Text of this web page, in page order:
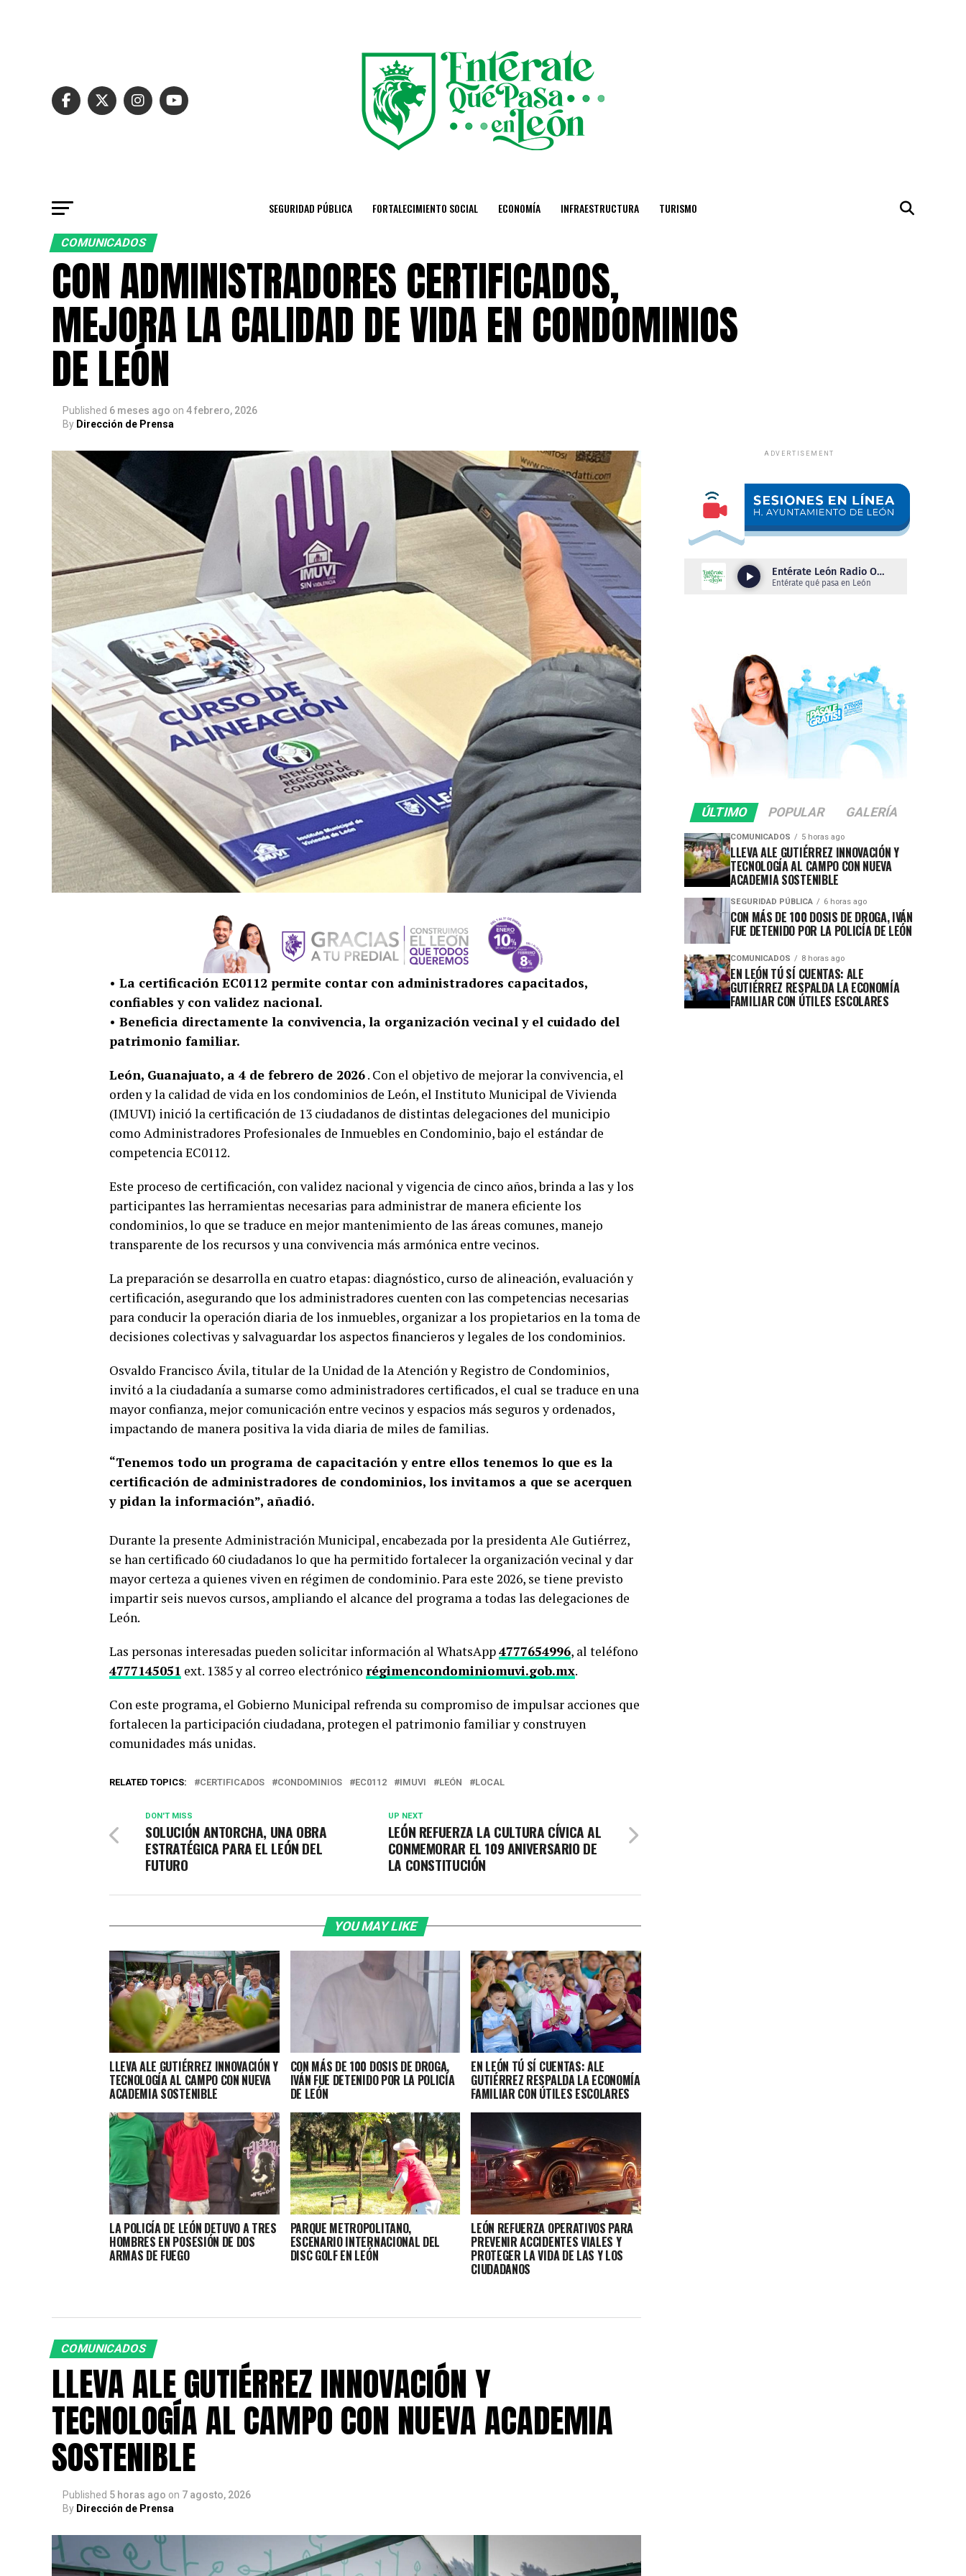
SEGURIDAD PÚBLICA FORTALECIMIENTO SOCIAL ECONOMÍA INFRAESTRUCTURA TURISMO
COMUNICADOS
CON ADMINISTRADORES CERTIFICADOS,
MEJORA LA CALIDAD DE VIDA EN CONDOMINIOS
DE LEÓN
Published 6 meses ago on 4 febrero, 2026
By Dirección de Prensa
• La certificación EC0112 permite contar con administradores capacitados,
confiables y con validez nacional.
• Beneficia directamente la convivencia, la organización vecinal y el cuidado del
patrimonio familiar.
León, Guanajuato, a 4 de febrero de 2026. Con el objetivo de mejorar la convivencia, el
orden y la calidad de vida en los condominios de León, el Instituto Municipal de Vivienda
(IMUVI) inició la certificación de 13 ciudadanos de distintas delegaciones del municipio
como Administradores Profesionales de Inmuebles en Condominio, bajo el estándar de
competencia EC0112.
Este proceso de certificación, con validez nacional y vigencia de cinco años, brinda a las y los
participantes las herramientas necesarias para administrar de manera eficiente los
condominios, lo que se traduce en mejor mantenimiento de las áreas comunes, manejo
transparente de los recursos y una convivencia más armónica entre vecinos.
La preparación se desarrolla en cuatro etapas: diagnóstico, curso de alineación, evaluación y
certificación, asegurando que los administradores cuenten con las competencias necesarias
para conducir la operación diaria de los inmuebles, organizar a los propietarios en la toma de
decisiones colectivas y salvaguardar los aspectos financieros y legales de los condominios.
Osvaldo Francisco Ávila, titular de la Unidad de la Atención y Registro de Condominios,
invitó a la ciudadanía a sumarse como administradores certificados, el cual se traduce en una
mayor confianza, mejor comunicación entre vecinos y espacios más seguros y ordenados,
impactando de manera positiva la vida diaria de miles de familias.
“Tenemos todo un programa de capacitación y entre ellos tenemos lo que es la
certificación de administradores de condominios, los invitamos a que se acerquen
y pidan la información”, añadió.
Durante la presente Administración Municipal, encabezada por la presidenta Ale Gutiérrez,
se han certificado 60 ciudadanos lo que ha permitido fortalecer la organización vecinal y dar
mayor certeza a quienes viven en régimen de condominio. Para este 2026, se tiene previsto
impartir seis nuevos cursos, ampliando el alcance del programa a todas las delegaciones de
León.
Las personas interesadas pueden solicitar información al WhatsApp4777654996, al teléfono
4777145051 ext. 1385 y al correo electrónico régimencondominiomuvi.gob.mx.
Con este programa, el Gobierno Municipal refrenda su compromiso de impulsar acciones que
fortalecen la participación ciudadana, protegen el patrimonio familiar y construyen
comunidades más unidas.
RELATED TOPICS: CERTIFICADOS CONDOMINIOS EC0112 IMUVI LEÓN LOCAL
UP NEXT
LEÓN REFUERZA LA CULTURA CÍVICA AL
CONMEMORAR EL 109 ANIVERSARIO DE
LA CONSTITUCIÓN
DON'T MISS
SOLUCIÓN ANTORCHA, UNA OBRA
ESTRATÉGICA PARA EL LEÓN DEL
FUTURO
YOU MAY LIKE
LLEVA ALE GUTIÉRREZ INNOVACIÓN Y
TECNOLOGÍA AL CAMPO CON NUEVA
ACADEMIA SOSTENIBLE
CON MÁS DE 100 DOSIS DE DROGA,
IVÁN FUE DETENIDO POR LA POLICÍA
DE LEÓN
EN LEÓN TÚ SÍ CUENTAS: ALE
GUTIÉRREZ RESPALDA LA ECONOMÍA
FAMILIAR CON ÚTILES ESCOLARES
LA POLICÍA DE LEÓN DETUVO A TRES
HOMBRES EN POSESIÓN DE DOS
ARMAS DE FUEGO
PARQUE METROPOLITANO,
ESCENARIO INTERNACIONAL DEL
DISC GOLF EN LEÓN
LEÓN REFUERZA OPERATIVOS PARA
PREVENIR ACCIDENTES VIALES Y
PROTEGER LA VIDA DE LAS Y LOS
CIUDADANOS
COMUNICADOS
LLEVA ALE GUTIÉRREZ INNOVACIÓN Y
TECNOLOGÍA AL CAMPO CON NUEVA ACADEMIA
SOSTENIBLE
Published 5 horas ago on 7 agosto, 2026
By Dirección de Prensa
ADVERTISEMENT
ÚLTIMO POPULAR GALERÍA
COMUNICADOS 5 horas ago
LLEVA ALE GUTIÉRREZ INNOVACIÓN Y
TECNOLOGÍA AL CAMPO CON NUEVA
ACADEMIA SOSTENIBLE
SEGURIDAD PÚBLICA 6 horas ago
CON MÁS DE 100 DOSIS DE DROGA, IVÁN
FUE DETENIDO POR LA POLICÍA DE LEÓN
COMUNICADOS 8 horas ago
EN LEÓN TÚ SÍ CUENTAS: ALE
GUTIÉRREZ RESPALDA LA ECONOMÍA
FAMILIAR CON ÚTILES ESCOLARES